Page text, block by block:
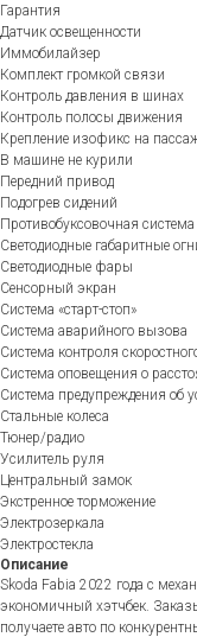
Гарантия
Датчик освещенности
Иммобилайзер
Комплект громкой связи
Контроль давления в шинах
Контроль полосы движения
Крепление изофикс на
В машине не курили
Передний привод
Подогрев сидений
Противобуксовочная система
Светодиодные габаритные
Светодиодные фары
Сенсорный экран
Система «старт-стоп»
Система аварийного вызова
Система контроля
Система оповещения о
Система предупреждения об
Стальные колеса
Тюнер/радио
Усилитель руля
Центральный замок
Экстренное торможение
Электрозеркала
Электростекла
Описание
Skoda Fabia 2022 года с
экономичный хэтчбек.
получаете авто по